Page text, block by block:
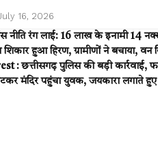
16, 2026
नीति रंग लाई: 16 लाख के इनामी 14
हुआ हिरण, ग्रामीणों ने बचाया, वन
: छत्तीसगढ़ पुलिस की बड़ी कार्रवाई,
मंदिर पहुंचा युवक, जयकारा लगाते हुए